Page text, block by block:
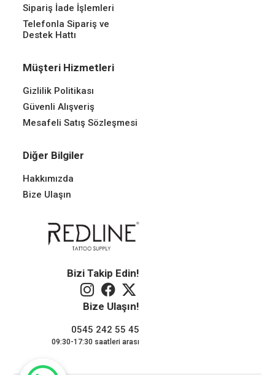
Sipariş İade İşlemleri
Telefonla Sipariş ve
Destek Hattı
Müşteri Hizmetleri
Gizlilik Politikası
Güvenli Alışveriş
Mesafeli Satış Sözleşmesi
Diğer Bilgiler
Hakkımızda
Bize Ulaşın
Bizi Takip Edin!
Bize Ulaşın!
0545 242 55 45
09:30-17:30 saatleri arası